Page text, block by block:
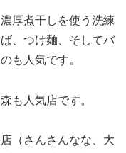
厚煮干しを使う洗練
、つけ麺、そしてバ
も人気です。
も人気店です。
（さんさんなな、大